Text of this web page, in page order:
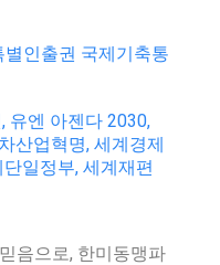
별인출권 국제기축통
유엔 아젠다 2030,
산업혁명, 세계경제
일정부, 세계재편
음으로, 한미동맹파